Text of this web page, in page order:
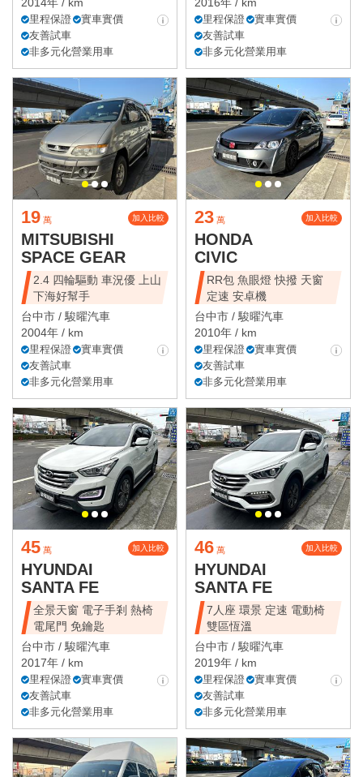
2014年 / km
里程保證
實車實價
友善試車
非多元化營業用車
2016年 / km
里程保證
實車實價
友善試車
非多元化營業用車
19 萬 加入比較
MITSUBISHI
SPACE GEAR
2.4 四輪驅動 車況優 上山
下海好幫手
台中市 /駿曜汽車
2004年 / km
里程保證
實車實價
友善試車
非多元化營業用車
23 萬 加入比較
HONDA
CIVIC
RR包 魚眼燈 快撥 天窗
定速 安卓機
台中市 /駿曜汽車
2010年 / km
里程保證
實車實價
友善試車
非多元化營業用車
45 萬 加入比較
HYUNDAI
SANTA FE
全景天窗 電子手剎 熱椅
電尾門 免鑰匙
台中市 /駿曜汽車
2017年 / km
里程保證
實車實價
友善試車
非多元化營業用車
46 萬 加入比較
HYUNDAI
SANTA FE
7人座 環景 定速 電動椅
雙區恆溫
台中市 /駿曜汽車
2019年 / km
里程保證
實車實價
友善試車
非多元化營業用車